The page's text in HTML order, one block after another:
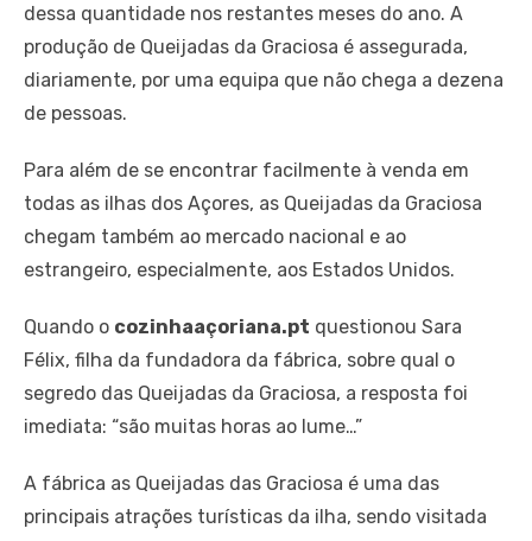
dessa quantidade nos restantes meses do ano. A
produção de Queijadas da Graciosa é assegurada,
diariamente, por uma equipa que não chega a dezena
de pessoas.
Para além de se encontrar facilmente à venda em
todas as ilhas dos Açores, as Queijadas da Graciosa
chegam também ao mercado nacional e ao
estrangeiro, especialmente, aos Estados Unidos.
Quando o cozinhaaçoriana.pt questionou Sara
Félix, filha da fundadora da fábrica, sobre qual o
segredo das Queijadas da Graciosa, a resposta foi
imediata: “são muitas horas ao lume…”
A fábrica as Queijadas das Graciosa é uma das
principais atrações turísticas da ilha, sendo visitada